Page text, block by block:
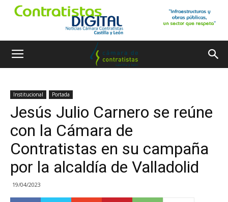
Institucional Portada
Jesús Julio Carnero se reúne
con la Cámara de
Contratistas en su campaña
por la alcaldía de Valladolid
19/04/2023